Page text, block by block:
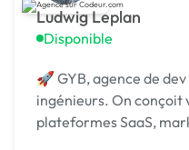
Ludwig Leplan
Disponible
🚀 GYB, agence de
ingénieurs. On conçoit
plateformes SaaS,